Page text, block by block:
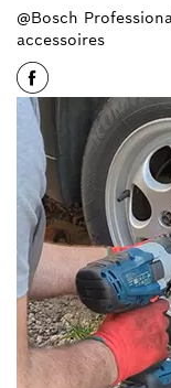
@Bosch
accessoires